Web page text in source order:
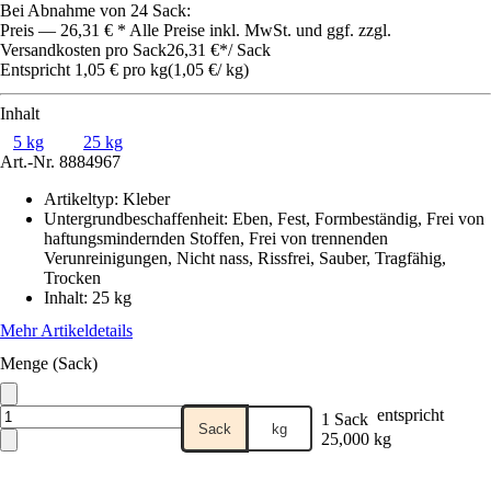
Bei Abnahme von 24 Sack:
Preis — 26,31 € * Alle Preise inkl. MwSt. und ggf. zzgl.
Versandkosten pro Sack26,31 €*/ Sack
Entspricht 1,05 € pro kg(1,05 €/ kg)
Inhalt
5 kg
25 kg
Art.-Nr. 8884967
Artikeltyp: Kleber
Untergrundbeschaffenheit: Eben, Fest, Formbeständig, Frei von
haftungsmindernden Stoffen, Frei von trennenden
Verunreinigungen, Nicht nass, Rissfrei, Sauber, Tragfähig,
Trocken
Inhalt: 25 kg
Mehr Artikeldetails
Menge (Sack)
Sack kg 1 Sack entspricht
25,000 kg